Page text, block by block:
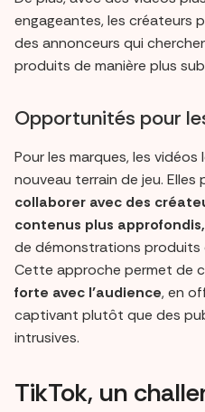
engageantes, les créateurs
des annonceurs qui
produits de manière plus
Opportunités pour
Pour les marques, les
nouveau terrain de jeu. Elles
collaborer avec des
contenus plus approfondis,
de démonstrations produits
Cette approche permet de
forte avec l’audience, en
captivant plutôt que des
intrusives.
TikTok, un